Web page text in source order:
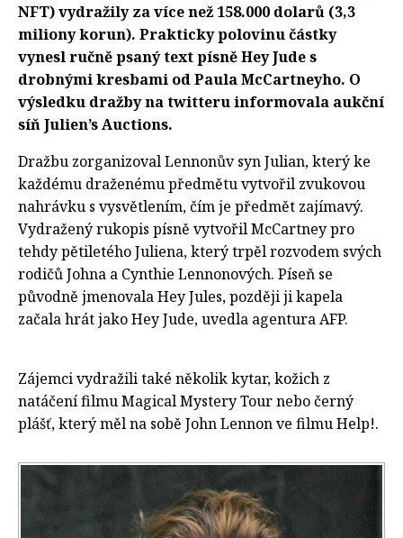
NFT) vydražily za více než 158.000 dolarů (3,3
miliony korun). Prakticky polovinu částky
vynesl ručně psaný text písně Hey Jude s
drobnými kresbami od Paula McCartneyho. O
výsledku dražby na twitteru informovala aukční
síň Julien’s Auctions.
Dražbu zorganizoval Lennonův syn Julian, který ke
každému draženému předmětu vytvořil zvukovou
nahrávku s vysvětlením, čím je předmět zajímavý.
Vydražený rukopis písně vytvořil McCartney pro
tehdy pětiletého Juliena, který trpěl rozvodem svých
rodičů Johna a Cynthie Lennonových. Píseň se
původně jmenovala Hey Jules, později ji kapela
začala hrát jako Hey Jude, uvedla agentura AFP.
Zájemci vydražili také několik kytar, kožich z
natáčení filmu Magical Mystery Tour nebo černý
plášť, který měl na sobě John Lennon ve filmu Help!.